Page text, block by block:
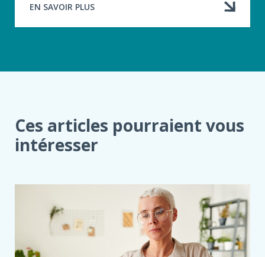
EN SAVOIR PLUS
À
Ces articles pourraient vous
intéresser